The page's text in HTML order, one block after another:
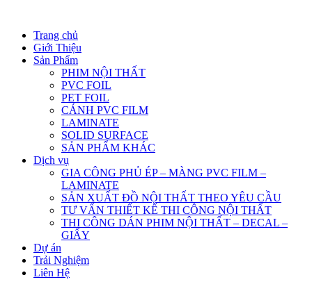
Trang chủ
Giới Thiệu
Sản Phẩm
PHIM NỘI THẤT
PVC FOIL
PET FOIL
CÁNH PVC FILM
LAMINATE
SOLID SURFACE
SẢN PHẨM KHÁC
Dịch vụ
GIA CÔNG PHỦ ÉP – MÀNG PVC FILM –
LAMINATE
SẢN XUẤT ĐỒ NỘI THẤT THEO YÊU CẦU
TƯ VẤN THIẾT KẾ THI CÔNG NỘI THẤT
THI CÔNG DÁN PHIM NỘI THẤT – DECAL –
GIẤY
Dự án
Trải Nghiệm
Liên Hệ